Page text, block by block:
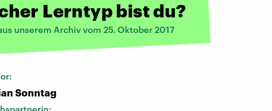
Lerntyp bist du?
unserem Archiv vom 25. Oktober 2017
Sonntag